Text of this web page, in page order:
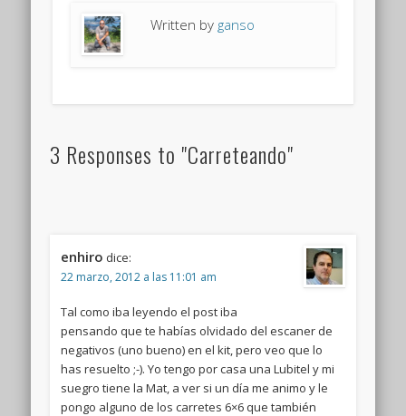
Written by ganso
3 Responses to "Carreteando"
enhiro dice:
22 marzo, 2012 a las 11:01 am
Tal como iba leyendo el post iba
pensando que te habías olvidado del escaner de
negativos (uno bueno) en el kit, pero veo que lo
has resuelto ;-). Yo tengo por casa una Lubitel y mi
suegro tiene la Mat, a ver si un día me animo y le
pongo alguno de los carretes 6×6 que también